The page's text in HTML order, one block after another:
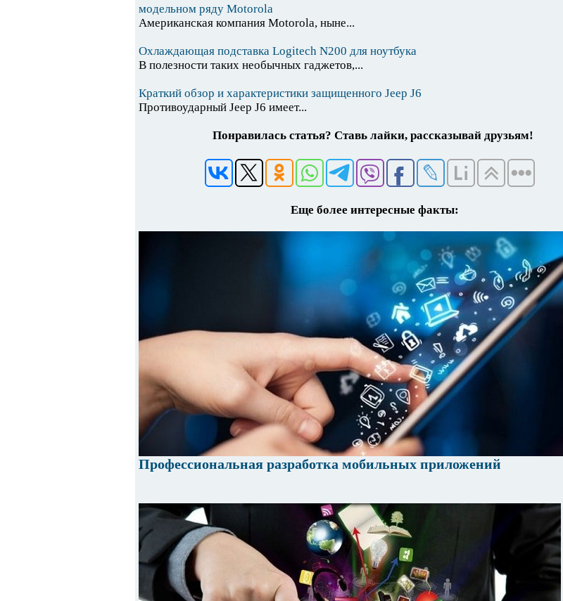
модельном ряду Motorola
Американская компания Motorola, ныне...
Охлаждающая подставка Logitech N200 для ноутбука
В полезности таких необычных гаджетов,...
Краткий обзор и характеристики защищенного Jeep J6
Противоударный Jeep J6 имеет...
Понравилась статья? Ставь лайки, рассказывай друзьям!
Еще более интересные факты:
Профессиональная разработка мобильных приложений